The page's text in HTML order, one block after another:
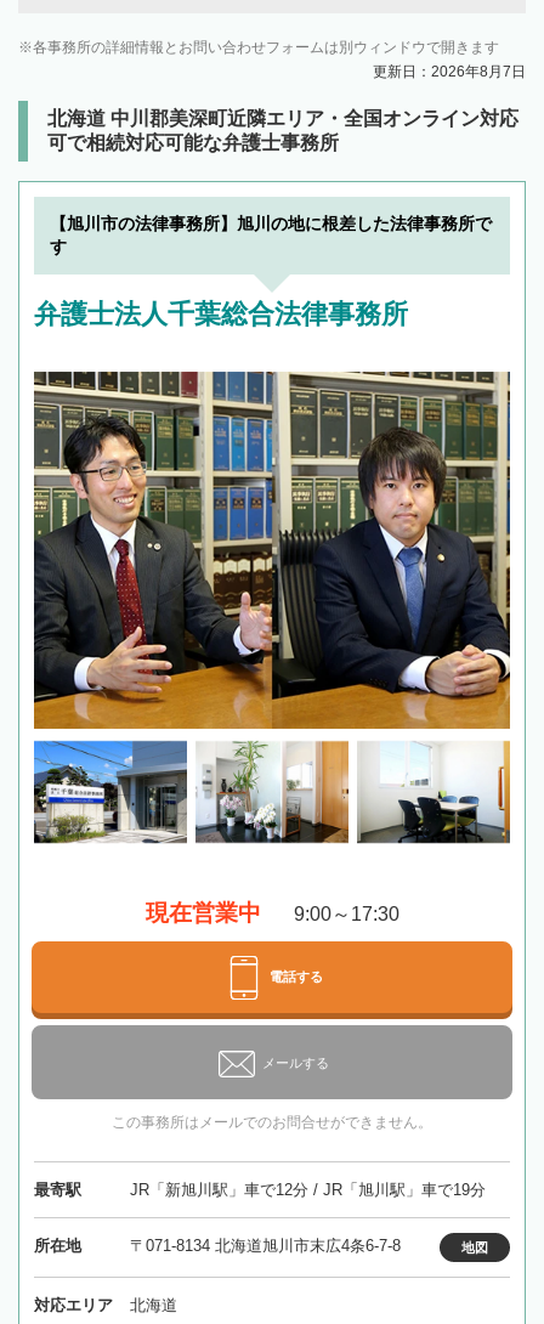
各事務所の詳細情報とお問い合わせフォームは別ウィンドウで開きます
更新日：2026年8月7日
北海道 中川郡美深町近隣エリア・全国オンライン対応
可で相続対応可能な弁護士事務所
【旭川市の法律事務所】旭川の地に根差した法律事務所で
す
弁護士法人千葉総合法律事務所
現在営業中 9:00～17:30
電話する
メールする
この事務所はメールでのお問合せができません。
最寄駅 JR「新旭川駅」車で12分 / JR「旭川駅」車で19分
所在地 〒071-8134 北海道旭川市末広4条6-7-8 地図
対応エリア 北海道